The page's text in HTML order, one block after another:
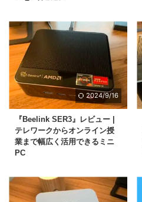
2024/9/16
『Beelink SER3』レビュー |
テレワークからオンライン授
業まで幅広く活用できるミニ
PC